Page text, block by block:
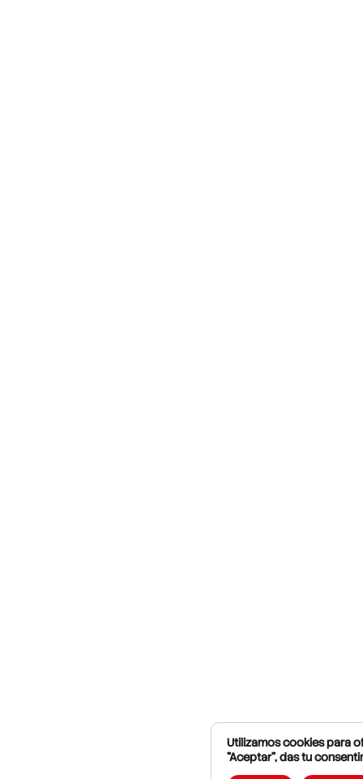
Utilizamos cookies para
"Aceptar", das tu